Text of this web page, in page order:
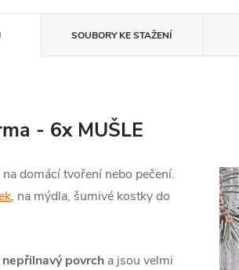
SOUBORY KE STAŽENÍ
- 6x MUŠLE
domácí tvoření nebo pečení.
, na mýdla, šumivé kostky do
nepřilnavý povrch a jsou velmi